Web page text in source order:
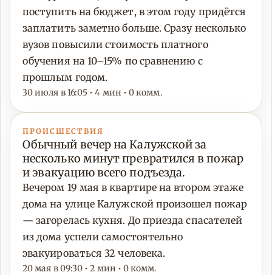
поступить на бюджет, в этом году придётся
заплатить заметно больше. Сразу несколько
вузов повысили стоимость платного
обучения на 10–15% по сравнению с
прошлым годом.
30 июля в 16:05 • 4 мин • 0 комм.
ПРОИСШЕСТВИЯ
Обычный вечер на Калужской за
несколько минут превратился в пожар
и эвакуацию всего подъезда.
Вечером 19 мая в квартире на втором этаже
дома на улице Калужской произошел пожар
— загорелась кухня. До приезда спасателей
из дома успели самостоятельно
эвакуироваться 32 человека.
20 мая в 09:30 • 2 мин • 0 комм.